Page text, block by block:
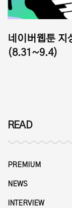
네이버웹툰 지
(8.31~9.4)
READ
PREMIUM
NEWS
INTERVIEW